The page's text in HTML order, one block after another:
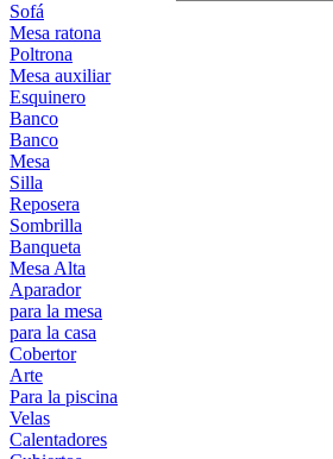
Sofá
Mesa ratona
Poltrona
Mesa auxiliar
Esquinero
Banco
Banco
Mesa
Silla
Reposera
Sombrilla
Banqueta
Mesa Alta
Aparador
para la mesa
para la casa
Cobertor
Arte
Para la piscina
Velas
Calentadores